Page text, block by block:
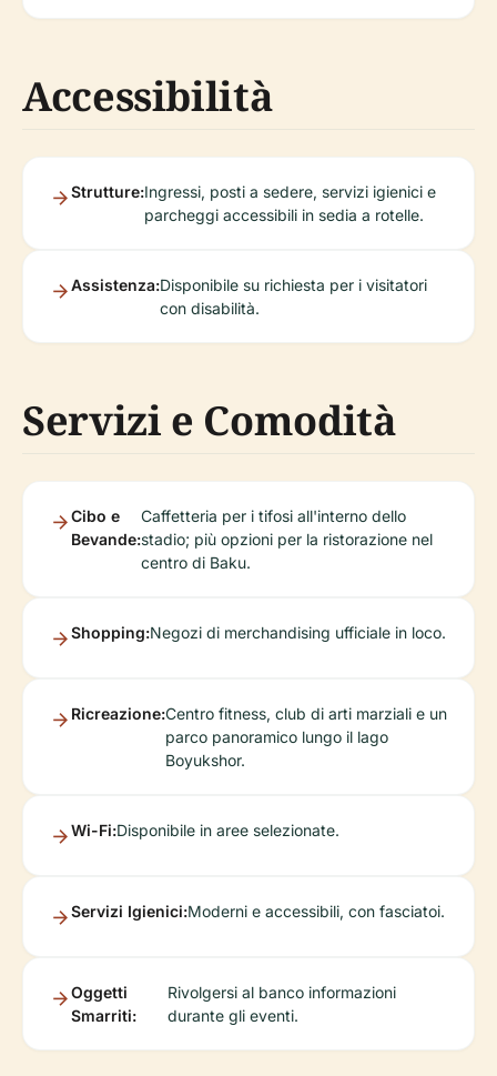
Accessibilità
Strutture:Ingressi, posti a sedere, servizi igienici e
parcheggi accessibili in sedia a rotelle.
Assistenza:Disponibile su richiesta per i visitatori
con disabilità.
Servizi e Comodità
Cibo e
Bevande:
Caffetteria per i tifosi all'interno dello
stadio; più opzioni per la ristorazione nel
centro di Baku.
Shopping:Negozi di merchandising ufficiale in loco.
Ricreazione:Centro fitness, club di arti marziali e un
parco panoramico lungo il lago
Boyukshor.
Wi-Fi:Disponibile in aree selezionate.
Servizi Igienici:Moderni e accessibili, con fasciatoi.
Oggetti
Smarriti:
Rivolgersi al banco informazioni
durante gli eventi.